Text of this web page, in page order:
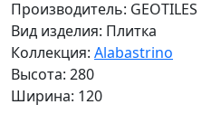
Производитель: GEOTILES
Вид изделия: Плитка
Коллекция: Alabastrino
Высота: 280
Ширина: 120